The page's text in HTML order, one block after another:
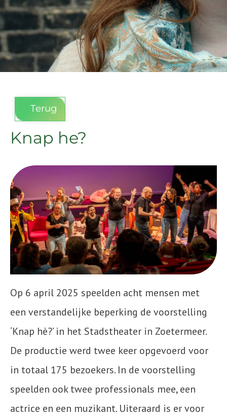
Terug
Knap he?
Op 6 april 2025 speelden acht mensen met
een verstandelijke beperking de voorstelling
‘Knap hè?’ in het Stadstheater in Zoetermeer.
De productie werd twee keer opgevoerd voor
in totaal 175 bezoekers. In de voorstelling
speelden ook twee professionals mee, een
actrice en een muzikant. Uiteraard is er voor